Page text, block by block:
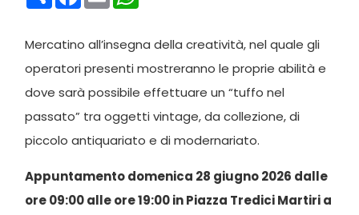
Mercatino all’insegna della creatività, nel quale gli
operatori presenti mostreranno le proprie abilità e
dove sarà possibile effettuare un “tuffo nel
passato” tra oggetti vintage, da collezione, di
piccolo antiquariato e di modernariato.
Appuntamento domenica 28 giugno 2026 dalle
ore 09:00 alle ore 19:00 in Piazza Tredici Martiri a